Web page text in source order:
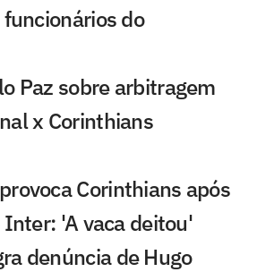
do
Paz sobre arbitragem
x Corinthians
Corinthians após
'A vaca deitou'
denúncia de Hugo